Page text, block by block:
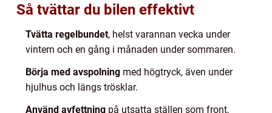
Så tvättar du bilen effektivt
Tvätta regelbundet, helst varannan vecka under
vintern och en gång i månaden under sommaren.
Börja med avspolning med högtryck, även under
hjulhus och längs trösklar.
Använd avfettning på utsatta ställen som front,